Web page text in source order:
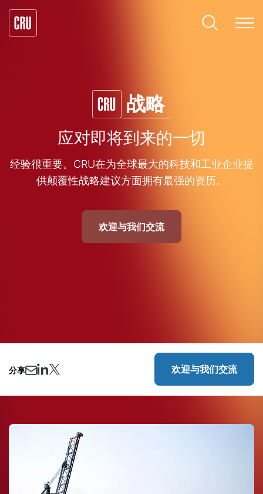
战略
应对即将到来的一切
经验很重要。CRU在为全球最大的科技和工业企业提
供颠覆性战略建议方面拥有最强的资历。
欢迎与我们交流
分享 欢迎与我们交流